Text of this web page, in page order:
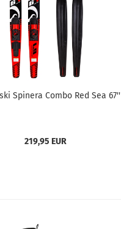
Spinera Combo Red Sea 67''
219,95 EUR